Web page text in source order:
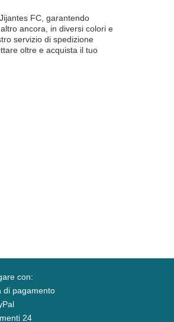
FC, garantendo
ancora, in diversi colori e
servizio di spedizione
oltre e acquista il tuo
con:
di pagamento
24